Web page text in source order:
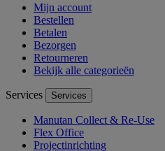
Mijn account
Bestellen
Betalen
Bezorgen
Retourneren
Bekijk alle categorieën
Services Services
Manutan Collect & Re-Use
Flex Office
Projectinrichting